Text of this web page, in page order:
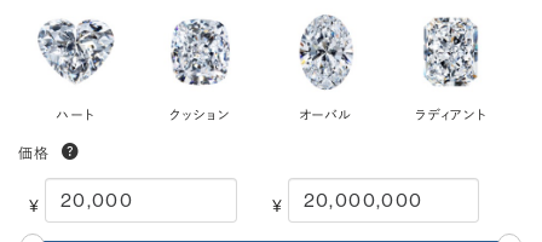
ハート クッション オーバル ラディアント
価格
¥ ¥